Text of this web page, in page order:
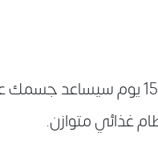
غذائي متوازن.